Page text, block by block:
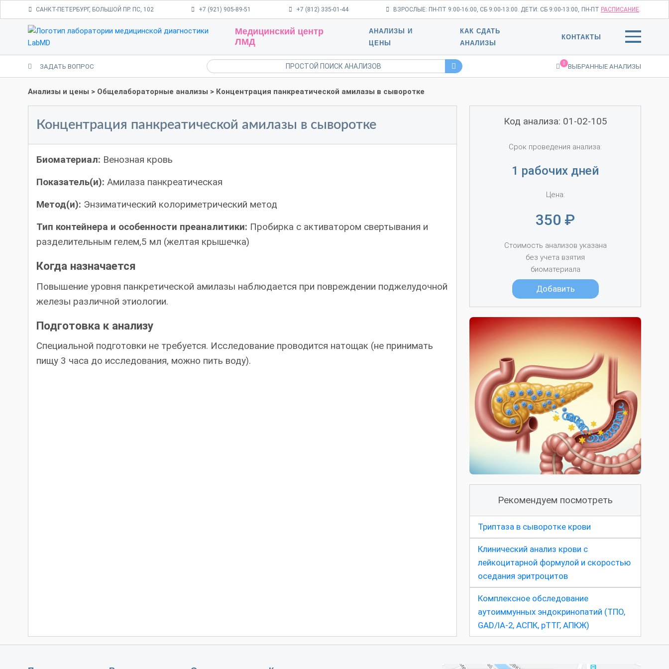
САНКТ-ПЕТЕРБУРГ, БОЛЬШОЙ ПР. ПС, 102 +7 (921) 905-89-51 +7 (812) 335-01-44 ВЗРОСЛЫЕ: ПН-ПТ 9:00-16:00, СБ 9:00-13:00. ДЕТИ: СБ 9:00-13:00, ПН-ПТ РАСПИСАНИЕ.
Медицинский центр
ЛМД
АНАЛИЗЫ И
ЦЕНЫ
КАК СДАТЬ
АНАЛИЗЫ
КОНТАКТЫ
ЗАДАТЬ ВОПРОС 0 ВЫБРАННЫЕ АНАЛИЗЫ
Анализы и цены > Общелабораторные анализы > Концентрация панкреатической амилазы в сыворотке
Концентрация панкреатической амилазы в сыворотке
Биоматериал: Венозная кровь
Показатель(и): Амилаза панкреатическая
Метод(и): Энзиматический колориметрический метод
Тип контейнера и особенности преаналитики: Пробирка с активатором свертывания и
разделительным гелем,5 мл (желтая крышечка)
Когда назначается
Повышение уровня панкретической амилазы наблюдается при повреждении поджелудочной
железы различной этиологии.
Подготовка к анализу
Специальной подготовки не требуется. Исследование проводится натощак (не принимать
пищу 3 часа до исследования, можно пить воду).
Код анализа: 01-02-105
Срок проведения анализа:
1 рабочих дней
Цена:
350 ₽
Стоимость анализов указана
без учета взятия
биоматериала
Добавить
Рекомендуем посмотреть
Триптаза в сыворотке крови
Клинический анализ крови с
лейкоцитарной формулой и скоростью
оседания эритроцитов
Комплексное обследование
аутоиммунных эндокринопатий (ТПО,
GAD/IA-2, АСПК, рТТГ, АПКЖ)